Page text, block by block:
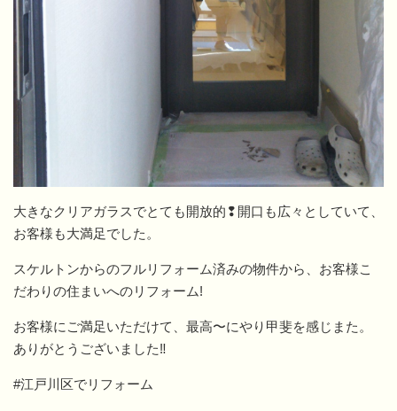
大きなクリアガラスでとても開放的❢開口も広々としていて、
お客様も大満足でした。
スケルトンからのフルリフォーム済みの物件から、お客様こ
だわりの住まいへのリフォーム!
お客様にご満足いただけて、最高〜にやり甲斐を感じまた。
ありがとうございました‼
#江戸川区でリフォーム